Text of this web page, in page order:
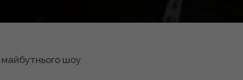
майбутнього шоу